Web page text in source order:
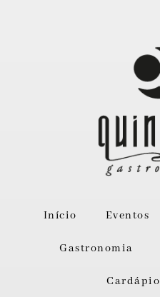
Início Eventos
Gastronomia
Cardápio